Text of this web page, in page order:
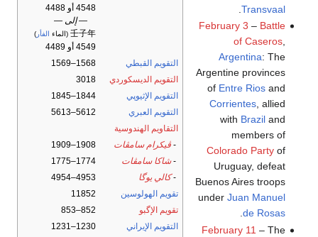
4548 أو 4488
— إلى —
壬子年 (الماء الفأر )
4549 أو 4489
التقويم القبطي
1568–1569
التقويم الديسكوردي
3018
التقويم الإثيوپي
1844–1845
التقويم العبري
5612–5613
التقاويم الهندوسية
- ڤيكرام سامڤات
1908–1909
-شاكا سامڤات
1774–1775
-كالي يوگا
4953–4954
تقويم الهولوسين
11852
تقويم الإگبو
852–853
التقويم الإيراني
1230–1231
Transvaal
February 3 – Battle
of Caseros,
Argentina: The
Argentine provinces
of Entre Riosand
Corrientes, allied
with Braziland
members of
Colorado Partyof
Uruguay, defeat
Buenos Aires troops
under Juan Manuel
de Rosas
.
February 11 – The